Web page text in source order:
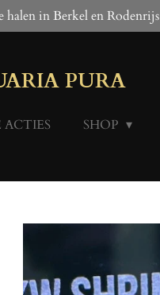
halen in Berkel en Rodenrijs
PURA
SHOP